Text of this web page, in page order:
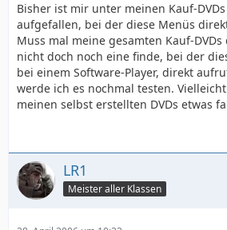
Bisher ist mir unter meinen Kauf-
aufgefallen, bei der diese Menüs
Muss mal meine gesamten Kauf-
nicht doch noch eine finde, bei der
bei einem Software-Player, direkt
werde ich es nochmal testen.
meinen selbst erstellten DVDs etwas
LR1
Meister aller Klassen